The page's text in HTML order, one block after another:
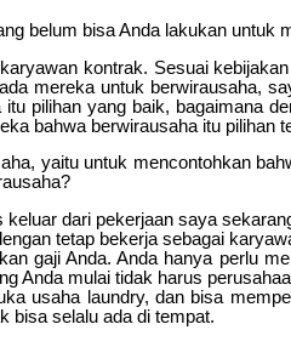
belum bisa Anda lakukan
kontrak. Sesuai
mereka untuk berwirausaha,
pilihan yang baik, bagaimana
bahwa berwirausaha itu pilihan
yaitu untuk mencontohkan
dari pekerjaan saya
tetap bekerja sebagai
gaji Anda. Anda hanya perlu
Anda mulai tidak harus
usaha laundry, dan bisa
bisa selalu ada di tempat.